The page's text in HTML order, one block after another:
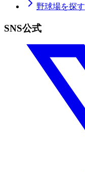
野球場を探す
SNS公式